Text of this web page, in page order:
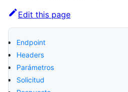
Edit this page
Endpoint
Headers
Parámetros
Solicitud